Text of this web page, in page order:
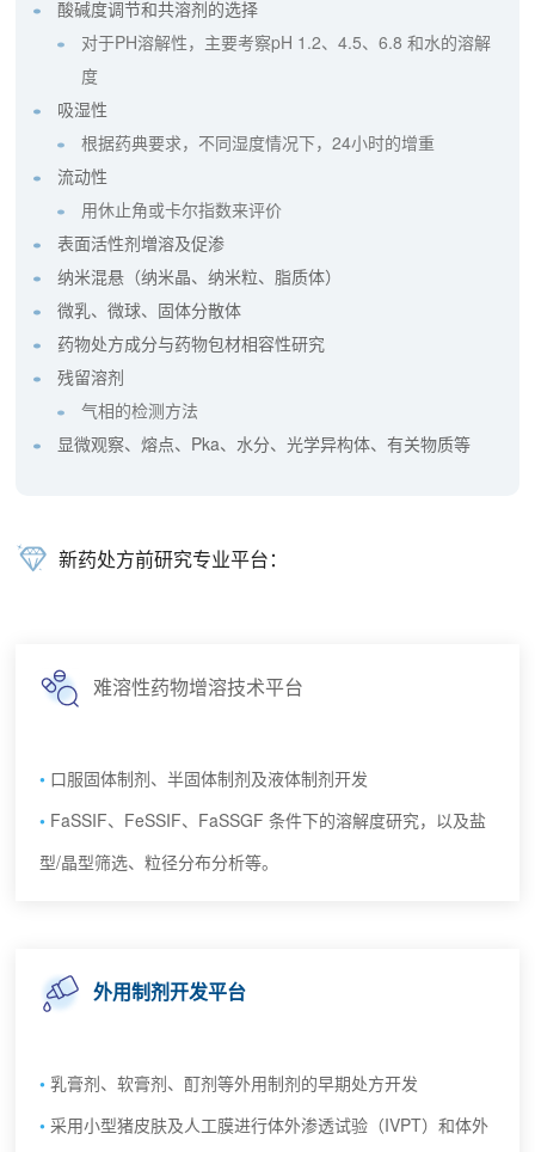
酸碱度调节和共溶剂的选择
对于PH溶解性，主要考察pH 1.2、4.5、6.8 和水的溶解
度
吸湿性
根据药典要求，不同湿度情况下，24小时的增重
流动性
用休止角或卡尔指数来评价
表面活性剂増溶及促渗
纳米混悬（纳米晶、纳米粒、脂质体）
微乳、微球、固体分散体
药物处方成分与药物包材相容性研究
残留溶剂
气相的检测方法
显微观察、熔点、Pka、水分、光学异构体、有关物质等
新药处方前研究专业平台：
难溶性药物增溶技术平台
口服固体制剂、半固体制剂及液体制剂开发
FaSSIF、FeSSIF、FaSSGF 条件下的溶解度研究，以及盐
型/晶型筛选、粒径分布分析等。
外用制剂开发平台
乳膏剂、软膏剂、酊剂等外用制剂的早期处方开发
采用小型猪皮肤及人工膜进行体外渗透试验（IVPT）和体外